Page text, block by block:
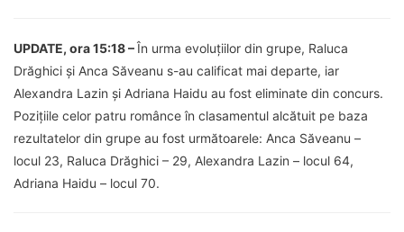
UPDATE, ora 15:18 –În urma evoluțiilor din grupe, Raluca
Drăghici și Anca Săveanu s-au calificat mai departe, iar
Alexandra Lazin și Adriana Haidu au fost eliminate din concurs.
Pozițiile celor patru românce în clasamentul alcătuit pe baza
rezultatelor din grupe au fost următoarele: Anca Săveanu –
locul 23, Raluca Drăghici – 29, Alexandra Lazin – locul 64,
Adriana Haidu – locul 70.